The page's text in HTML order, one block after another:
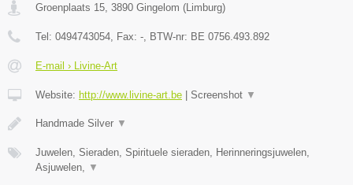
Groenplaats 15 3890 Gingelom (Limburg)
Tel: 0494743054 , Fax: - , BTW-nr: BE 0756.493.892
E-mail › Livine-Art
Website: http://www.livine-art.be | Screenshot ▼
Handmade Silver ▼
Juwelen, Sieraden, Spirituele sieraden, Herinneringsjuwelen,
Asjuwelen,
▼